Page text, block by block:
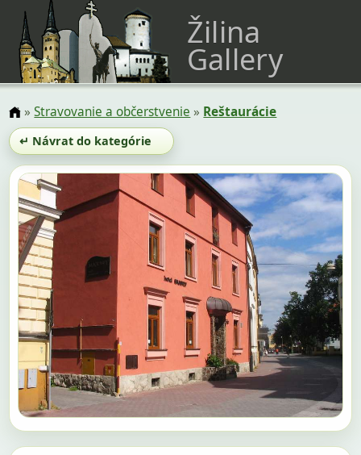
Žilina
Gallery
»Stravovanie a občerstvenie » Reštaurácie
↵ Návrat do kategórie